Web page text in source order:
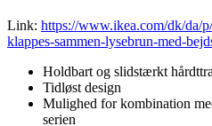
Link: https://www.ikea.com/dk/da/
klappes-sammen-lysebrun-med-
Holdbart og slidstærkt
Tidløst design
Mulighed for kombination
serien